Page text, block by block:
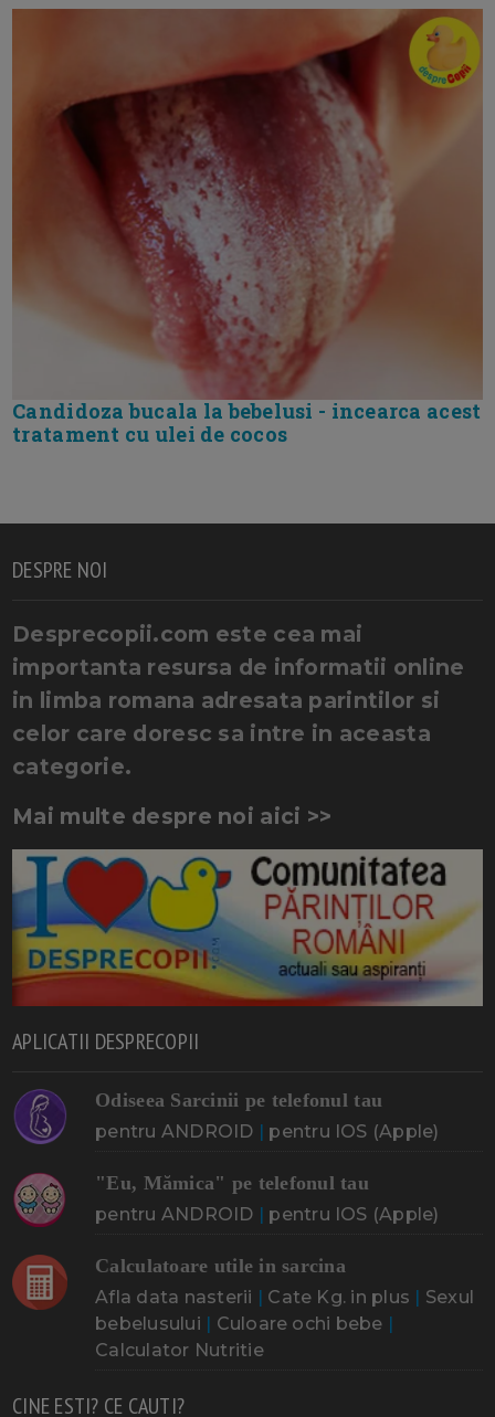
Candidoza bucala la bebelusi - incearca acest
tratament cu ulei de cocos
DESPRE NOI
Desprecopii.com este cea mai
importanta resursa de informatii online
in limba romana adresata parintilor si
celor care doresc sa intre in aceasta
categorie.
Mai multe despre noi aici >>
APLICATII DESPRECOPII
Odiseea Sarcinii pe telefonul tau
pentru ANDROID | pentru IOS (Apple)
"Eu, Mămica" pe telefonul tau
pentru ANDROID | pentru IOS (Apple)
Calculatoare utile in sarcina
Afla data nasterii | Cate Kg. in plus | Sexul
bebelusului | Culoare ochi bebe |
Calculator Nutritie
CINE ESTI? CE CAUTI?